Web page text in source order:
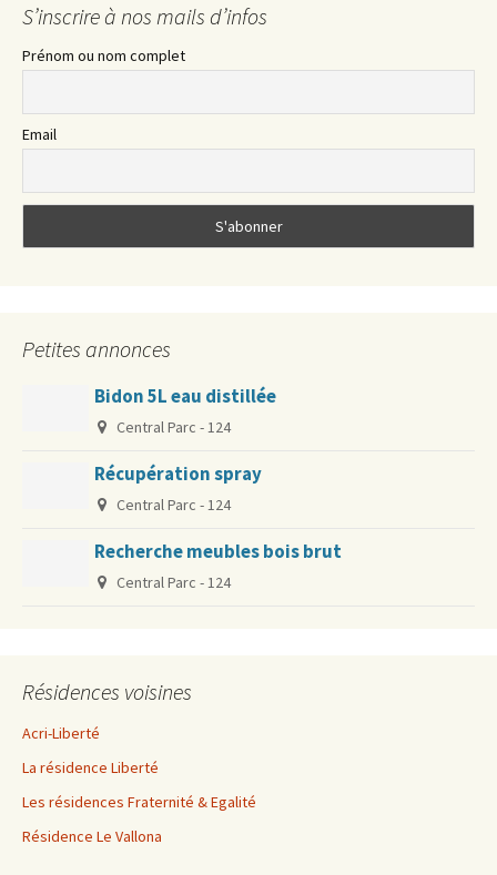
S’inscrire à nos mails d’infos
Prénom ou nom complet
Email
Petites annonces
Bidon 5L eau distillée
Central Parc - 124
Récupération spray
Central Parc - 124
Recherche meubles bois brut
Central Parc - 124
Résidences voisines
Acri-Liberté
La résidence Liberté
Les résidences Fraternité & Egalité
Résidence Le Vallona